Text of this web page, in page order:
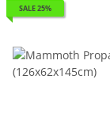
SALE 25%